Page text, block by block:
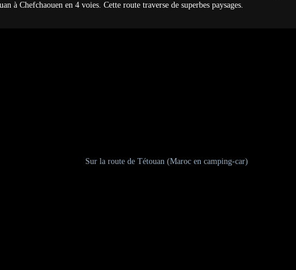
à Chefchaouen en 4 voies. Cette route traverse de superbes paysages.